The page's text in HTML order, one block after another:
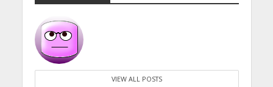
VIEW ALL POSTS